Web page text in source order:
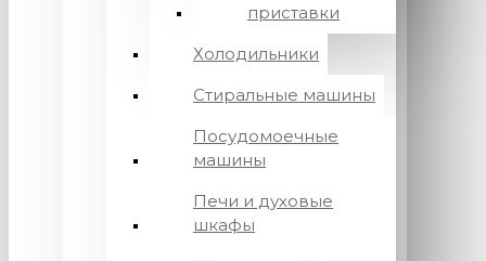
приставки
Холодильники
Стиральные машины
Посудомоечные
машины
Печи и духовые
шкафы